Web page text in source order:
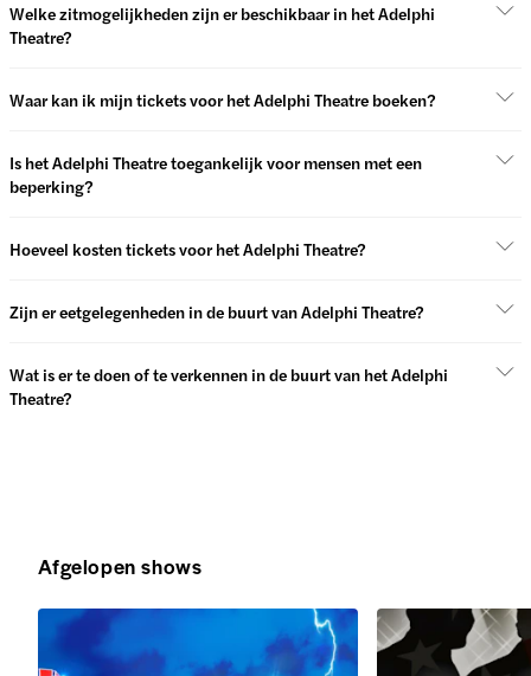
Welke zitmogelijkheden zijn er beschikbaar in het Adelphi
Theatre?
Waar kan ik mijn tickets voor het Adelphi Theatre boeken?
Is het Adelphi Theatre toegankelijk voor mensen met een
beperking?
Hoeveel kosten tickets voor het Adelphi Theatre?
Zijn er eetgelegenheden in de buurt van Adelphi Theatre?
Wat is er te doen of te verkennen in de buurt van het Adelphi
Theatre?
Afgelopen shows